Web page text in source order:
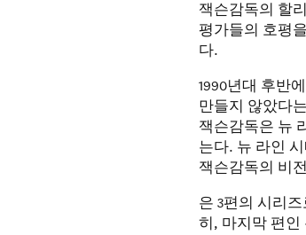
잭슨감독의 할
평가들의 호평
다.
1990년대 후반
만들지 않았다
잭슨감독은 뉴
는다. 뉴 라인
잭슨감독의 비
은 3편의 시리
히, 마지막 편인